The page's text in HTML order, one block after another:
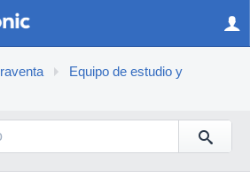
Equipo de estudio y